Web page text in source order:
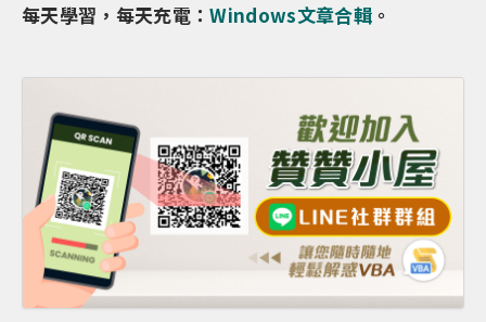
每天學習，每天充電：Windows文章合輯 。